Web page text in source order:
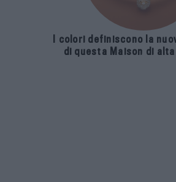
I colori definiscono la
di questa Maison di